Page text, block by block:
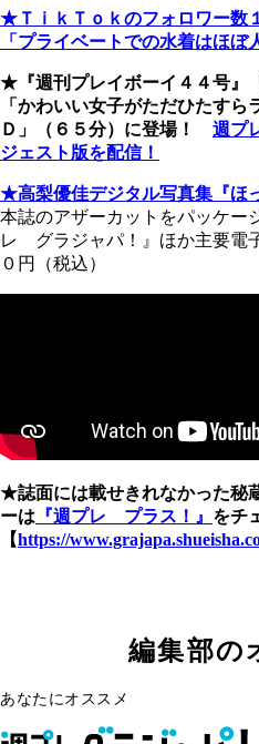
★ＴｉｋＴｏｋのフォロワー数
「プライベートでの水着はほぼ
★『週刊プレイボーイ４４号』
「かわいい女子がただひたすら
Ｄ」（６５分）に登場！ 週プ
ジェスト版を配信！
★高梨優佳デジタル写真集『ほ
本誌のアザーカットをパッケー
レ グラジャパ！』ほか主要電
０円（税込）
★誌面には載せきれなかった秘
ーは 『週プレ プラス！』 をチ
【https://
編集部の
あなたにオススメ